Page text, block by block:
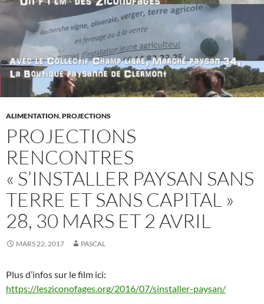
ALIMENTATION,PROJECTIONS
PROJECTIONS
RENCONTRES
« S’INSTALLER PAYSAN SANS
TERRE ET SANS CAPITAL »
28, 30 MARS ET 2 AVRIL
MARS 22, 2017 PASCAL
Plus d’infos sur le film ici:
https://lesziconofages.org/2016/07/sinstaller-paysan/